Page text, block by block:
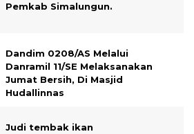
Pemkab Simalungun.
Dandim 0208/AS Melalui
Danramil 11/SE Melaksanakan
Jumat Bersih, Di Masjid
Hudallinnas
Judi tembak ikan